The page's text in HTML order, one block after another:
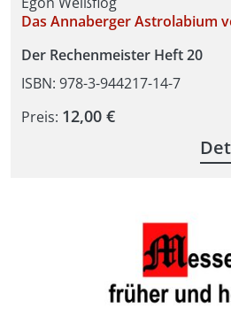
Das Annaberger Astrolabium
Der Rechenmeister Heft 20
ISBN: 978-3-944217-14-7
Preis: 12,00 €